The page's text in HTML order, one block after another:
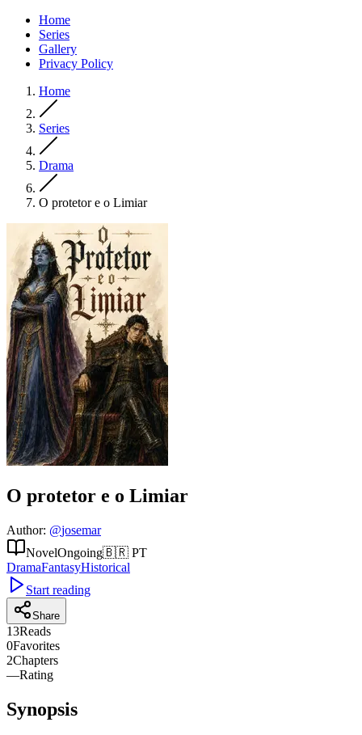
Home
Series
Gallery
Privacy Policy
Home
Series
Drama
O protetor e o Limiar
O protetor e o Limiar
Author: @josemar
NovelOngoing🇧🇷 PT
DramaFantasyHistorical
Start reading
Share
13Reads
0Favorites
2Chapters
—Rating
Synopsis